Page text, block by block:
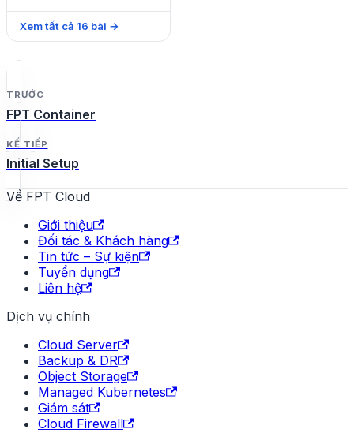
Xem tất cả 16 bài →
TRƯỚC
FPT Container
KẾ TIẾP
Initial Setup
Về FPT Cloud
Giới thiệu
Đối tác & Khách hàng
Tin tức – Sự kiện
Tuyển dụng
Liên hệ
Dịch vụ chính
Cloud Server
Backup & DR
Object Storage
Managed Kubernetes
Giám sát
Cloud Firewall